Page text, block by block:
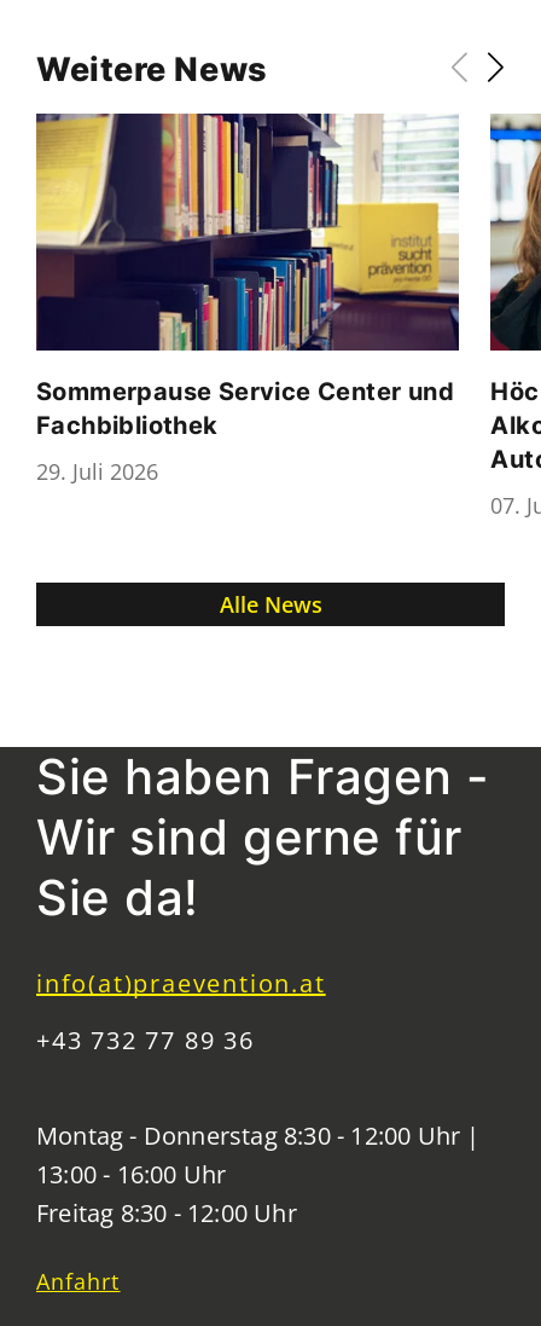
Weitere News
Sommerpause Service Center und
Fachbibliothek
29. Juli 2026
07.
Alle News
Sie haben Fragen -
Wir sind gerne für
Sie da!
info(at)praevention.at
+43 732 77 89 36
Montag - Donnerstag 8:30 - 12:00 Uhr |
13:00 - 16:00 Uhr
Freitag 8:30 - 12:00 Uhr
Anfahrt